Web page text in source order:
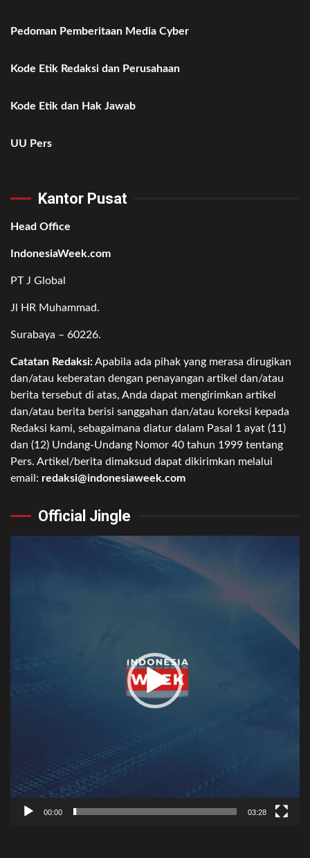
Pedoman Pemberitaan Media Cyber
Kode Etik Redaksi dan Perusahaan
Kode Etik dan Hak Jawab
UU Pers
Kantor Pusat
Head Office
IndonesiaWeek.com
PT J Global
Jl HR Muhammad.
Surabaya – 60226.
Catatan Redaksi:Apabila ada pihak yang merasa dirugikan
dan/atau keberatan dengan penayangan artikel dan/atau
berita tersebut di atas, Anda dapat mengirimkan artikel
dan/atau berita berisi sanggahan dan/atau koreksi kepada
Redaksi kami, sebagaimana diatur dalam Pasal 1 ayat (11)
dan (12) Undang-Undang Nomor 40 tahun 1999 tentang
Pers. Artikel/berita dimaksud dapat dikirimkan melalui
email: redaksi@indonesiaweek.com
Official Jingle
00:00 03:28